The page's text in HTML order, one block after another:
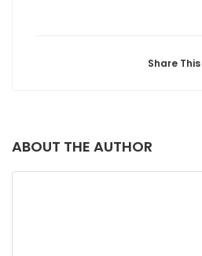
Share This
ABOUT THE AUTHOR